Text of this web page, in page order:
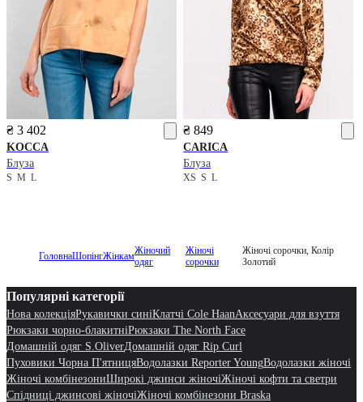
₴ 3 402
KOCCA
Блуза
S M L
₴ 849
CARICA
Блуза
XSSL
ГоловнаШопінгЖінкамЖіночий
одяг
Жіночі
сорочки
Жіночі сорочки, Колір
Золотий
Популярні категорії
Нова колекціяРукавички синіКлатчі Cole HaanАксесуари для взуття
Рюкзаки чорно-блакитніРюкзаки The North Face
Домашній одяг S.OliverДомашній одяг Rip Curl
Пуховики Чорна П'ятницяВодолазки Reporter YoungВодолазки жіночі
Жіночі комбінезониШирокі джинси жіночіЖіночі кофти та светри
Спідниці джинсові жіночіЖіночі комбінезони Braska